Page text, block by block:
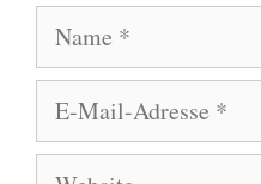
Name
E-
Mail-
Adresse
Website